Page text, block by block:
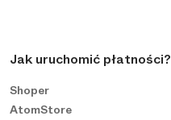
Jak uruchomić płatności?
Shoper
AtomStore